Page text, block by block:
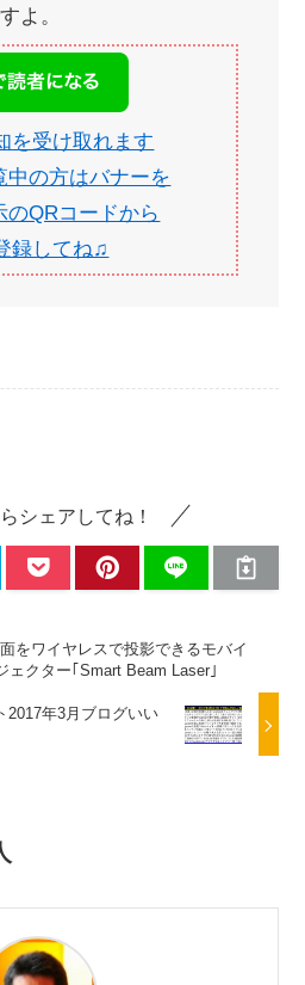
よ。
を受け取れます
中の方はバナーを
のQRコードから
録してね♫
シェアしてね！
をワイヤレスで投影できるモバイ
ェクター｢Smart Beam Laser｣
2017年3月ブログいい